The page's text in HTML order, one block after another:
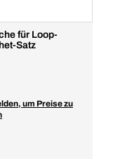
für Loop-
Satz
um Preise zu